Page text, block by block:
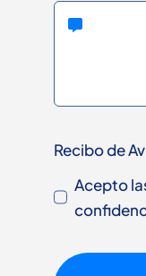
Recibo de
Acepto